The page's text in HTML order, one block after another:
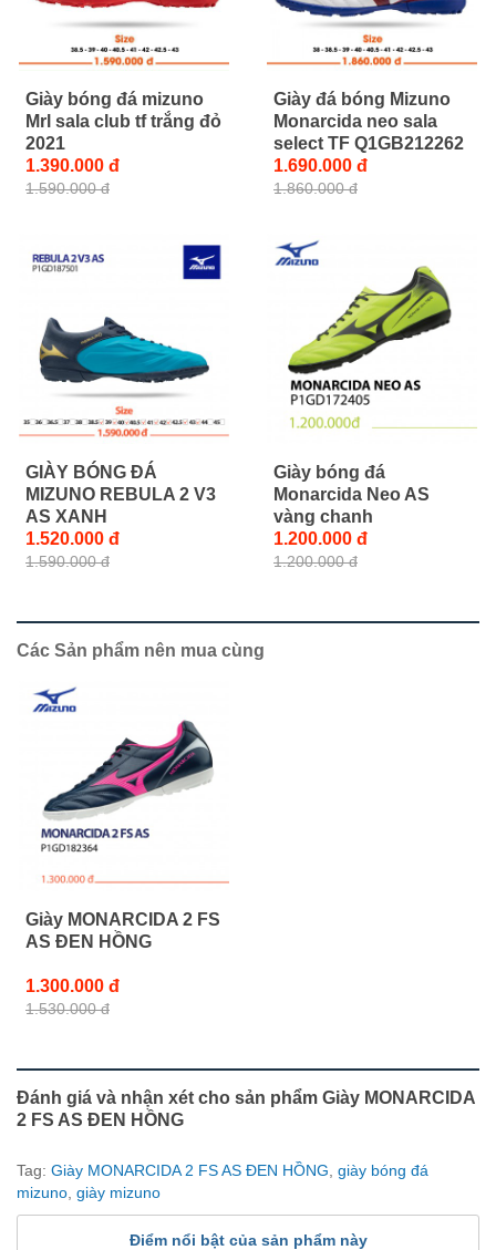
Giày bóng đá mizuno
Mrl sala club tf trắng đỏ
2021
1.390.000 đ
1.590.000 đ
Giày đá bóng Mizuno
Monarcida neo sala
select TF Q1GB212262
1.690.000 đ
1.860.000 đ
GIÀY BÓNG ĐÁ
MIZUNO REBULA 2 V3
AS XANH
1.520.000 đ
1.590.000 đ
Giày bóng đá
Monarcida Neo AS
vàng chanh
1.200.000 đ
1.200.000 đ
Các Sản phẩm nên mua cùng
Giày MONARCIDA 2 FS
AS ĐEN HỒNG
1.300.000 đ
1.530.000 đ
Đánh giá và nhận xét cho sản phẩm Giày MONARCIDA
2 FS AS ĐEN HỒNG
Tag: Giày MONARCIDA 2 FS AS ĐEN HỒNG giày bóng đá
mizuno giày mizuno
Điểm nổi bật của sản phẩm này